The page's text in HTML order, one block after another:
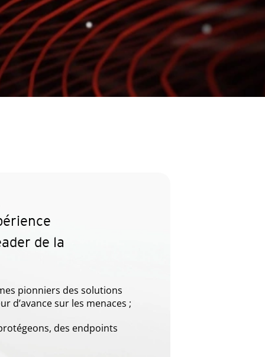
de la
pionniers des solutions
d’avance sur les menaces ;
des endpoints